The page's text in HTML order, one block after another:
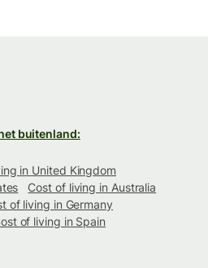
buitenland:
in United Kingdom
Cost of living in Australia
of living in Germany
of living in Spain